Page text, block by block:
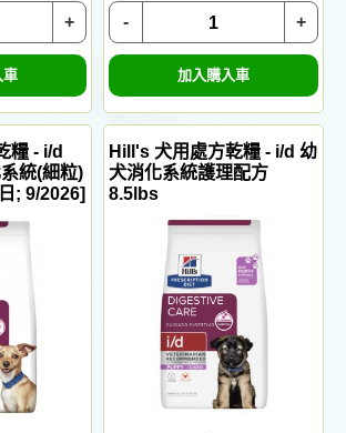
+
車
+
-
加入購入車
糧 - i/d
統(細粒)
; 9/2026]
Hill's 犬用處方乾糧 - i/d 幼
犬消化系統護理配方
8.5lbs